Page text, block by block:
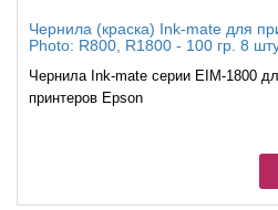
Чернила (краска) Ink-mate для
Photo: R800, R1800 - 100 гр. 8
Чернила Ink-mate серии EIM-1800
принтеров Epson